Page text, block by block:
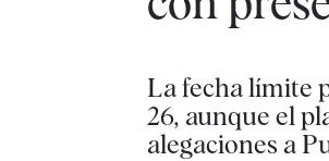
La fecha límite
26, aunque el
alegaciones a